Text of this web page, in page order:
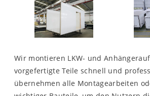
Wir montieren LKW- und
vorgefertigte Teile schnell und
übernehmen alle Montagearbeiten